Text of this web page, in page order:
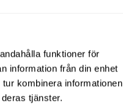
funktioner för
information från din enhet
kombinera informationen
tjänster.